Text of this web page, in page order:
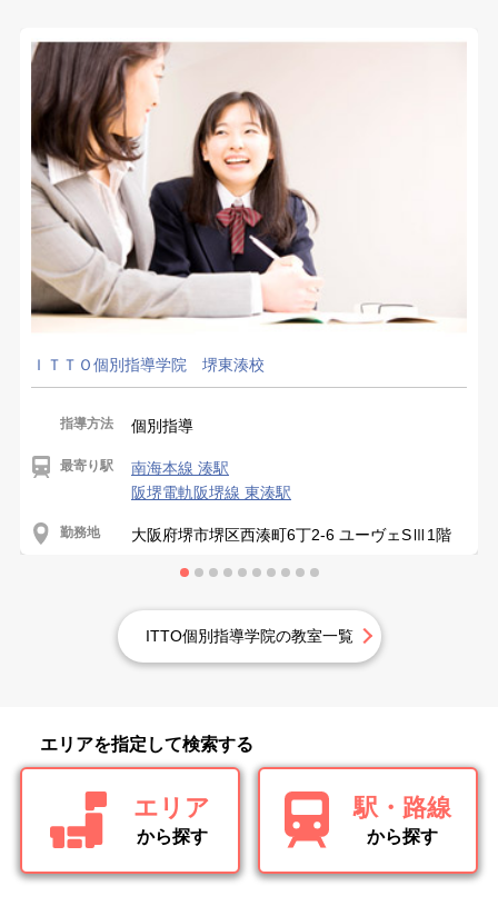
ＩＴＴＯ個別指導学院 堺東湊校
指導方法 個別指導
最寄り駅
南海本線 湊駅
阪堺電軌阪堺線 東湊駅
勤務地 大阪府堺市堺区西湊町6丁2-6 ユーヴェSⅢ1階
ITTO個別指導学院の教室一覧
エリアを指定して検索する
エリア
から探す
駅・路線
から探す